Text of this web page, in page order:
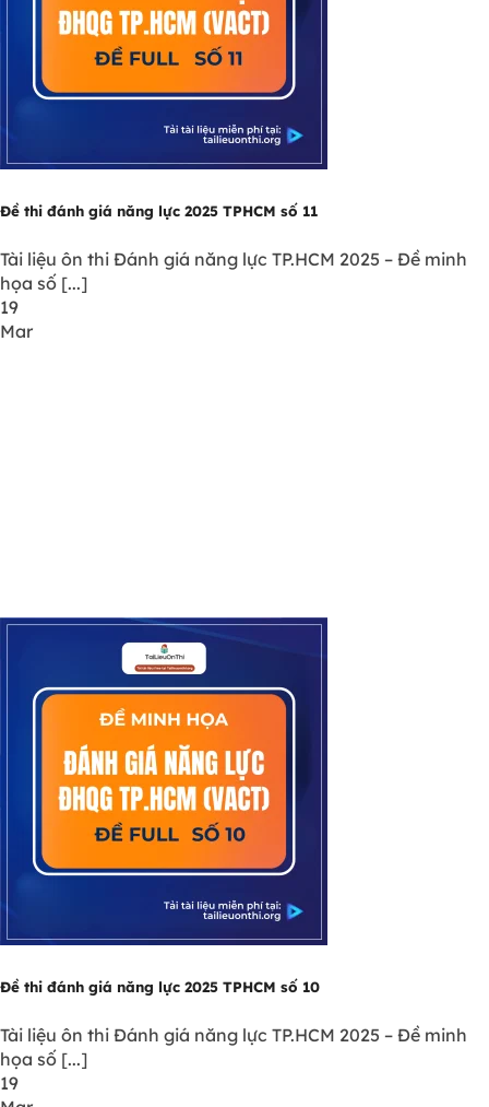
Đề thi đánh giá năng lực 2025 TPHCM số 11
Tài liệu ôn thi Đánh giá năng lực TP.HCM 2025 – Đề minh
họa số [...]
19
Mar
Đề thi đánh giá năng lực 2025 TPHCM số 10
Tài liệu ôn thi Đánh giá năng lực TP.HCM 2025 – Đề minh
họa số [...]
19